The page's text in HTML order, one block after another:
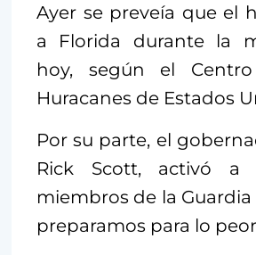
Ayer se preveía que el
a Florida durante la
hoy, según el
Huracanes de Estados
Por su parte, el
Rick Scott, activó
miembros de la Guardia
preparamos para lo